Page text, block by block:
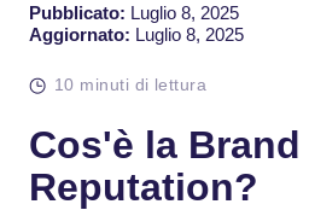
Pubblicato: Luglio 8, 2025
Aggiornato: Luglio 8, 2025
10 minuti di lettura
Cos'è la Brand
Reputation?